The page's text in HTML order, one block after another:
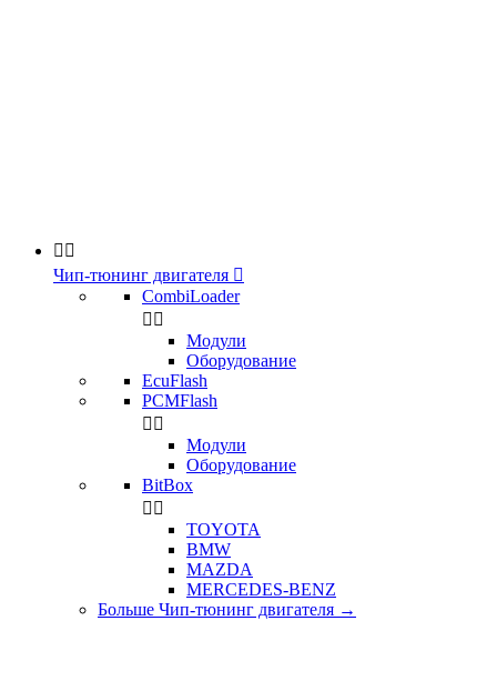
 
Чип-тюнинг двигателя 
CombiLoader
 
Модули
Оборудование
EcuFlash
PCMFlash
 
Модули
Оборудование
BitBox
 
TOYOTA
BMW
MAZDA
MERCEDES-BENZ
Больше Чип-тюнинг двигателя →